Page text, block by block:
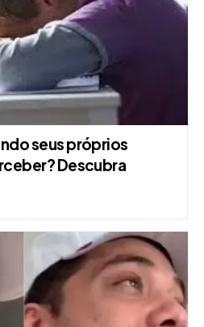
seus próprios
Descubra